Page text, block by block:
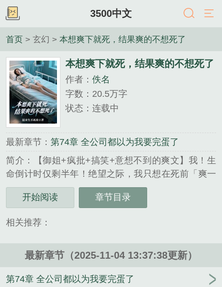
3500中文
首页 > 玄幻 > 本想爽下就死，结果爽的不想死了
本想爽下就死，结果爽的不想死了
作者： 佚名
字数：20.5万字
状态：连载中
最新章节： 第74章 全公司都以为我要完蛋了
简介：【御姐+疯批+搞笑+意想不到的爽文】我！生
命倒计时仅剩半年！绝望之际，我只想在死前「爽一
把」！现徵婚启事如下：愿寻一位有缘的女子为妻
（绝症优先），年龄不限，长相不限。云城本地人优
备註：也可以做临死男朋友，死后各找各妈，各埋各
了！》《临时新郎变永久，这波血赚！》《绝症是乌
《本想爽下就死，结果爽的不想死了》是佚名精心创
开始阅读 章节目录
相关推荐：
最新章节（2025-11-04 13:37:38更新）
第74章 全公司都以为我要完蛋了